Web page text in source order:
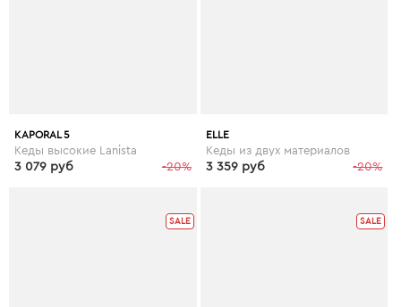
KAPORAL 5
Кеды высокие Lanista
-20%
3 079 руб
ELLE
Кеды из двух материалов
-20%
3 359 руб
SALE SALE